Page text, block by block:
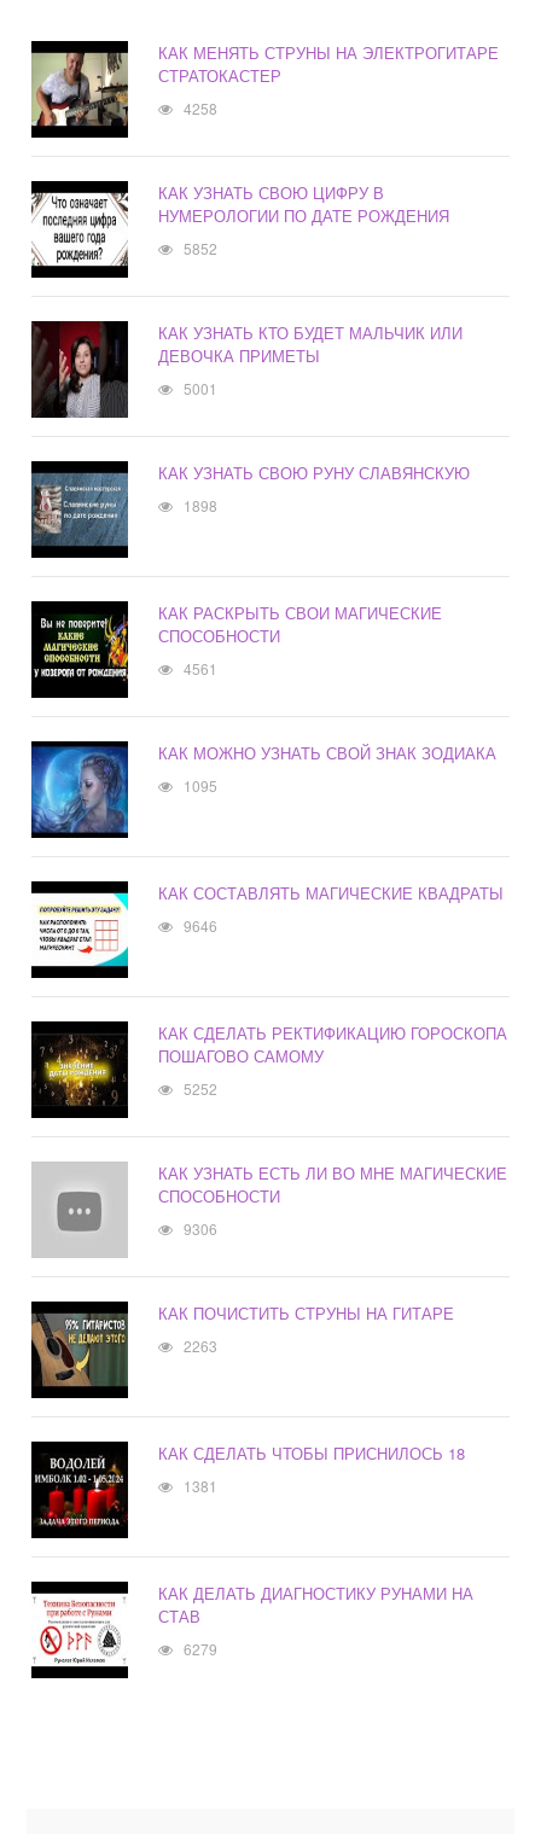
КАК МЕНЯТЬ СТРУНЫ НА ЭЛЕКТРОГИТАРЕ
СТРАТОКАСТЕР
4258
КАК УЗНАТЬ СВОЮ ЦИФРУ В
НУМЕРОЛОГИИ ПО ДАТЕ РОЖДЕНИЯ
5852
КАК УЗНАТЬ КТО БУДЕТ МАЛЬЧИК ИЛИ
ДЕВОЧКА ПРИМЕТЫ
5001
КАК УЗНАТЬ СВОЮ РУНУ СЛАВЯНСКУЮ
1898
КАК РАСКРЫТЬ СВОИ МАГИЧЕСКИЕ
СПОСОБНОСТИ
4561
КАК МОЖНО УЗНАТЬ СВОЙ ЗНАК ЗОДИАКА
1095
КАК СОСТАВЛЯТЬ МАГИЧЕСКИЕ КВАДРАТЫ
9646
КАК СДЕЛАТЬ РЕКТИФИКАЦИЮ ГОРОСКОПА
ПОШАГОВО САМОМУ
5252
КАК УЗНАТЬ ЕСТЬ ЛИ ВО МНЕ МАГИЧЕСКИЕ
СПОСОБНОСТИ
9306
КАК ПОЧИСТИТЬ СТРУНЫ НА ГИТАРЕ
2263
КАК СДЕЛАТЬ ЧТОБЫ ПРИСНИЛОСЬ 18
1381
КАК ДЕЛАТЬ ДИАГНОСТИКУ РУНАМИ НА
СТАВ
6279